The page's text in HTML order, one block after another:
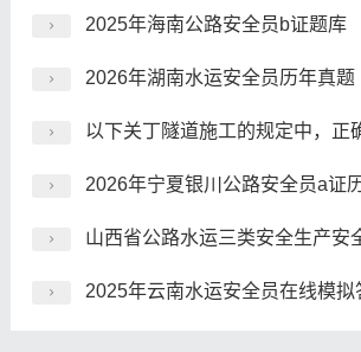
2025年海南公路安全员b证题库
2026年湖南水运安全员历年真题
以下关丁隧道施工的规定中，正
2026年宁夏银川公路安全员a证
山西省公路水运三类安全生产安全管理人员在线考
2025年云南水运安全员在线模拟